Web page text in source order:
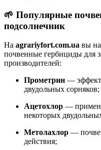
🌱 Популярные
подсолнечник
На agrariyfort.com.ua вы
почвенные гербициды для
производителей:
Прометрин —
двудольных сорняков;
Ацетохлор —
некоторых
Метолахлор —
действия;